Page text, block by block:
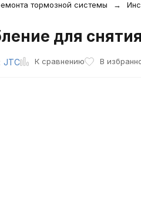
тормозной системы
для
JTC К сравнению В